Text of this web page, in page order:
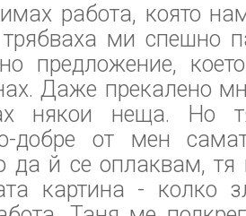
работа, която
ми спешно
предложение,
Даже прекалено
някои неща. Но
добре от мен
да й се оплаквам,
картина - колко